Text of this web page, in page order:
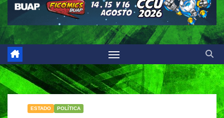
ESTADO POLÍTICA